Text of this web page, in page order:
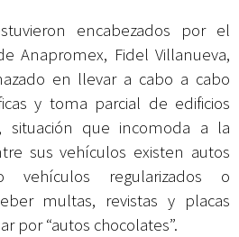
encabezados por el
Anapromex, Fidel Villanueva,
en llevar a cabo a cabo
y toma parcial de edificios
situación que incomoda a la
sus vehículos existen autos
vehículos regularizados o
multas, revistas y placas
por “autos chocolates”.